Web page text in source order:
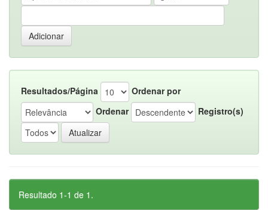
Resultados/Página
Ordenar por
Ordenar
Registro(s)
Resultado 1-1 de 1.